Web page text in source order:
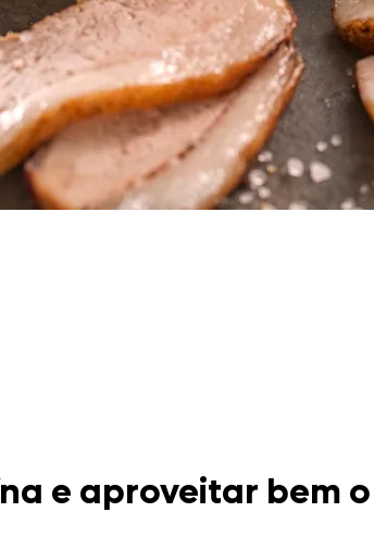
Frios e Embutidos
Peixes e Frutos do Mar
100% Vegetal
Doces, Bolos e Sobremesas
e aproveitar bem